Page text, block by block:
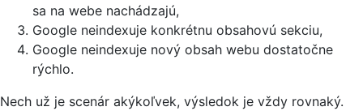
sa na webe nachádzajú,
Google neindexuje konkrétnu obsahovú sekciu,
Google neindexuje nový obsah webu dostatočne
rýchlo.
Nech už je scenár akýkoľvek, výsledok je vždy rovnaký.